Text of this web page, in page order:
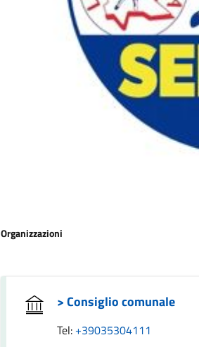
Organizzazioni
> Consiglio comunale
Tel: +39035304111